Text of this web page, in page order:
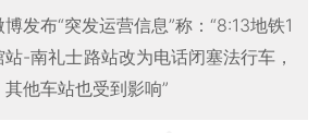
发布“突发运营信息”称：“8:13地铁1
-南礼士路站改为电话闭塞法行车，
他车站也受到影响”